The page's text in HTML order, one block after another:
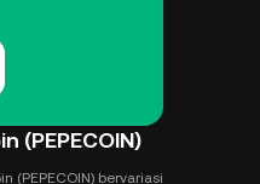
(PEPECOIN)
(PEPECOIN) bervariasi